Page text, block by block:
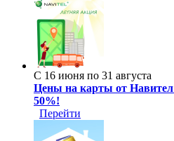
С 16 июня по 31 августа
Цены на карты от
50%!
Перейти